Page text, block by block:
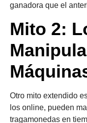
ganadora que el
Mito 2:
Otro mito extendido
los online, pueden
tragamonedas en